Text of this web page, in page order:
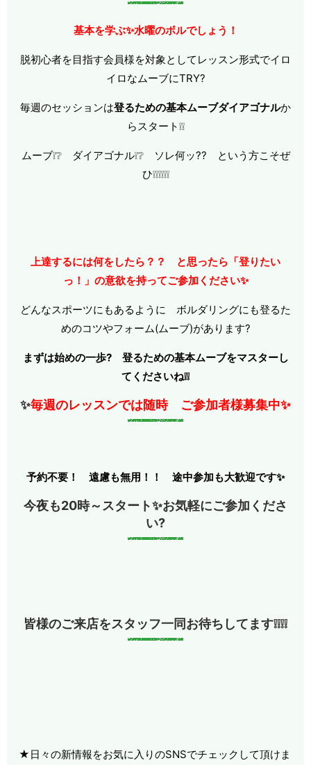
基本を学ぶ✨水曜のボルでしょう！
脱初心者を目指す会員様を対象としてレッスン形式でイロ
イロなムーブにTRY?
毎週のセッションは登るための基本ムーブダイアゴナルか
らスタート❕❕
ムーブ❕❔ ダイアゴナル❕❔ ソレ何ッ?? という方こそぜ
ひ❕❕❕❕❕❕
上達するには何をしたら？？ と思ったら「登りたい
っ！」の意欲を持ってご参加ください✨
どんなスポーツにもあるように ボルダリングにも登るた
めのコツやフォーム(ムーブ)があります?
まずは始めの一歩? 登るための基本ムーブをマスターし
てくださいね❕❕
✨毎週のレッスンでは随時 ご参加者様募集中✨
予約不要！ 遠慮も無用！！ 途中参加も大歓迎です✨
今夜も20時～スタート✨お気軽にご参加くださ
い?
皆様のご来店をスタッフ一同お待ちしてます❕❕❕❕
★日々の新情報をお気に入りのSNSでチェックして頂けま